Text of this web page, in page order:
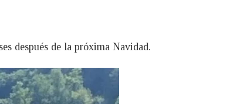
después de la próxima Navidad.